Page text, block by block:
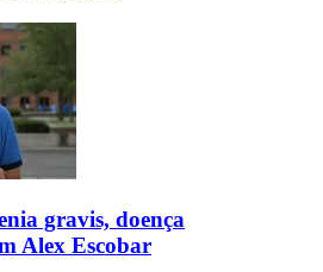
gravis, doença
Alex Escobar